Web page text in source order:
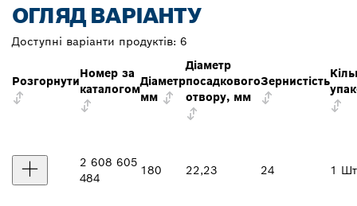
ОГЛЯД ВАРІАНТУ
Доступні варіанти продуктів: 6
Розгорнути
Номер за
каталогом
Діаметр
мм
Діаметр
посадкового
отвору, мм
Зернистість
2 608 605
484
180 22,23 24 1